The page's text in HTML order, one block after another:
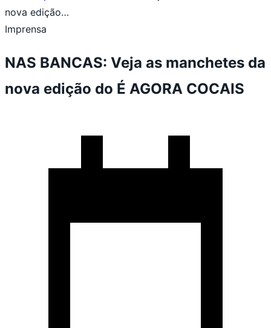
nova edição…
Imprensa
NAS BANCAS: Veja as manchetes da
nova edição do É AGORA COCAIS